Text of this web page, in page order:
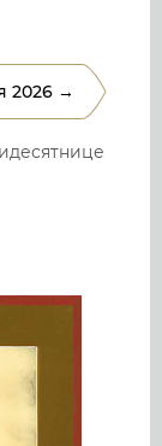
2026 →